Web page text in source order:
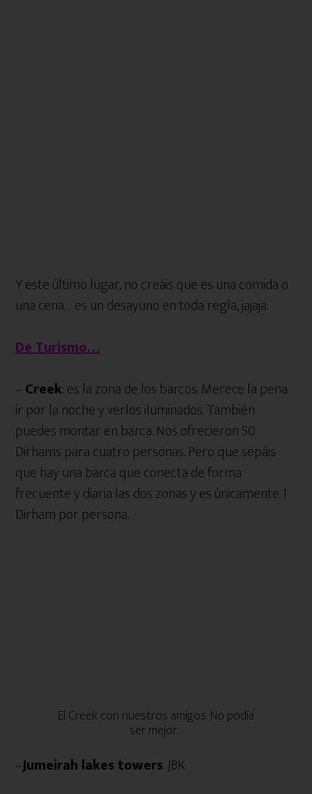
Y este último lugar, no creáis que es una comida o
una cena… es un desayuno en toda regla, jajaja.
De Turismo…
–Creek: es la zona de los barcos. Merece la pena
ir por la noche y verlos iluminados. También
puedes montar en barca. Nos ofrecieron 50
Dirhams para cuatro personas. Pero que sepáis
que hay una barca que conecta de forma
frecuente y diaria las dos zonas y es únicamente 1
Dirham por persona.
El Creek con nuestros amigos. No podía
ser mejor…
–Jumeirah lakes towers. JBK